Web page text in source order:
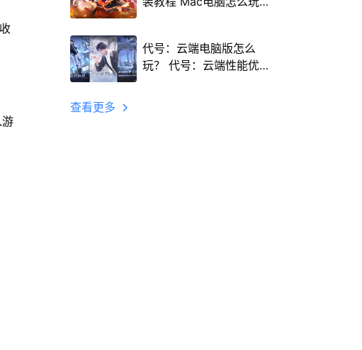
游
代号：云端电脑版怎么
玩？ 代号：云端性能优
查看更多